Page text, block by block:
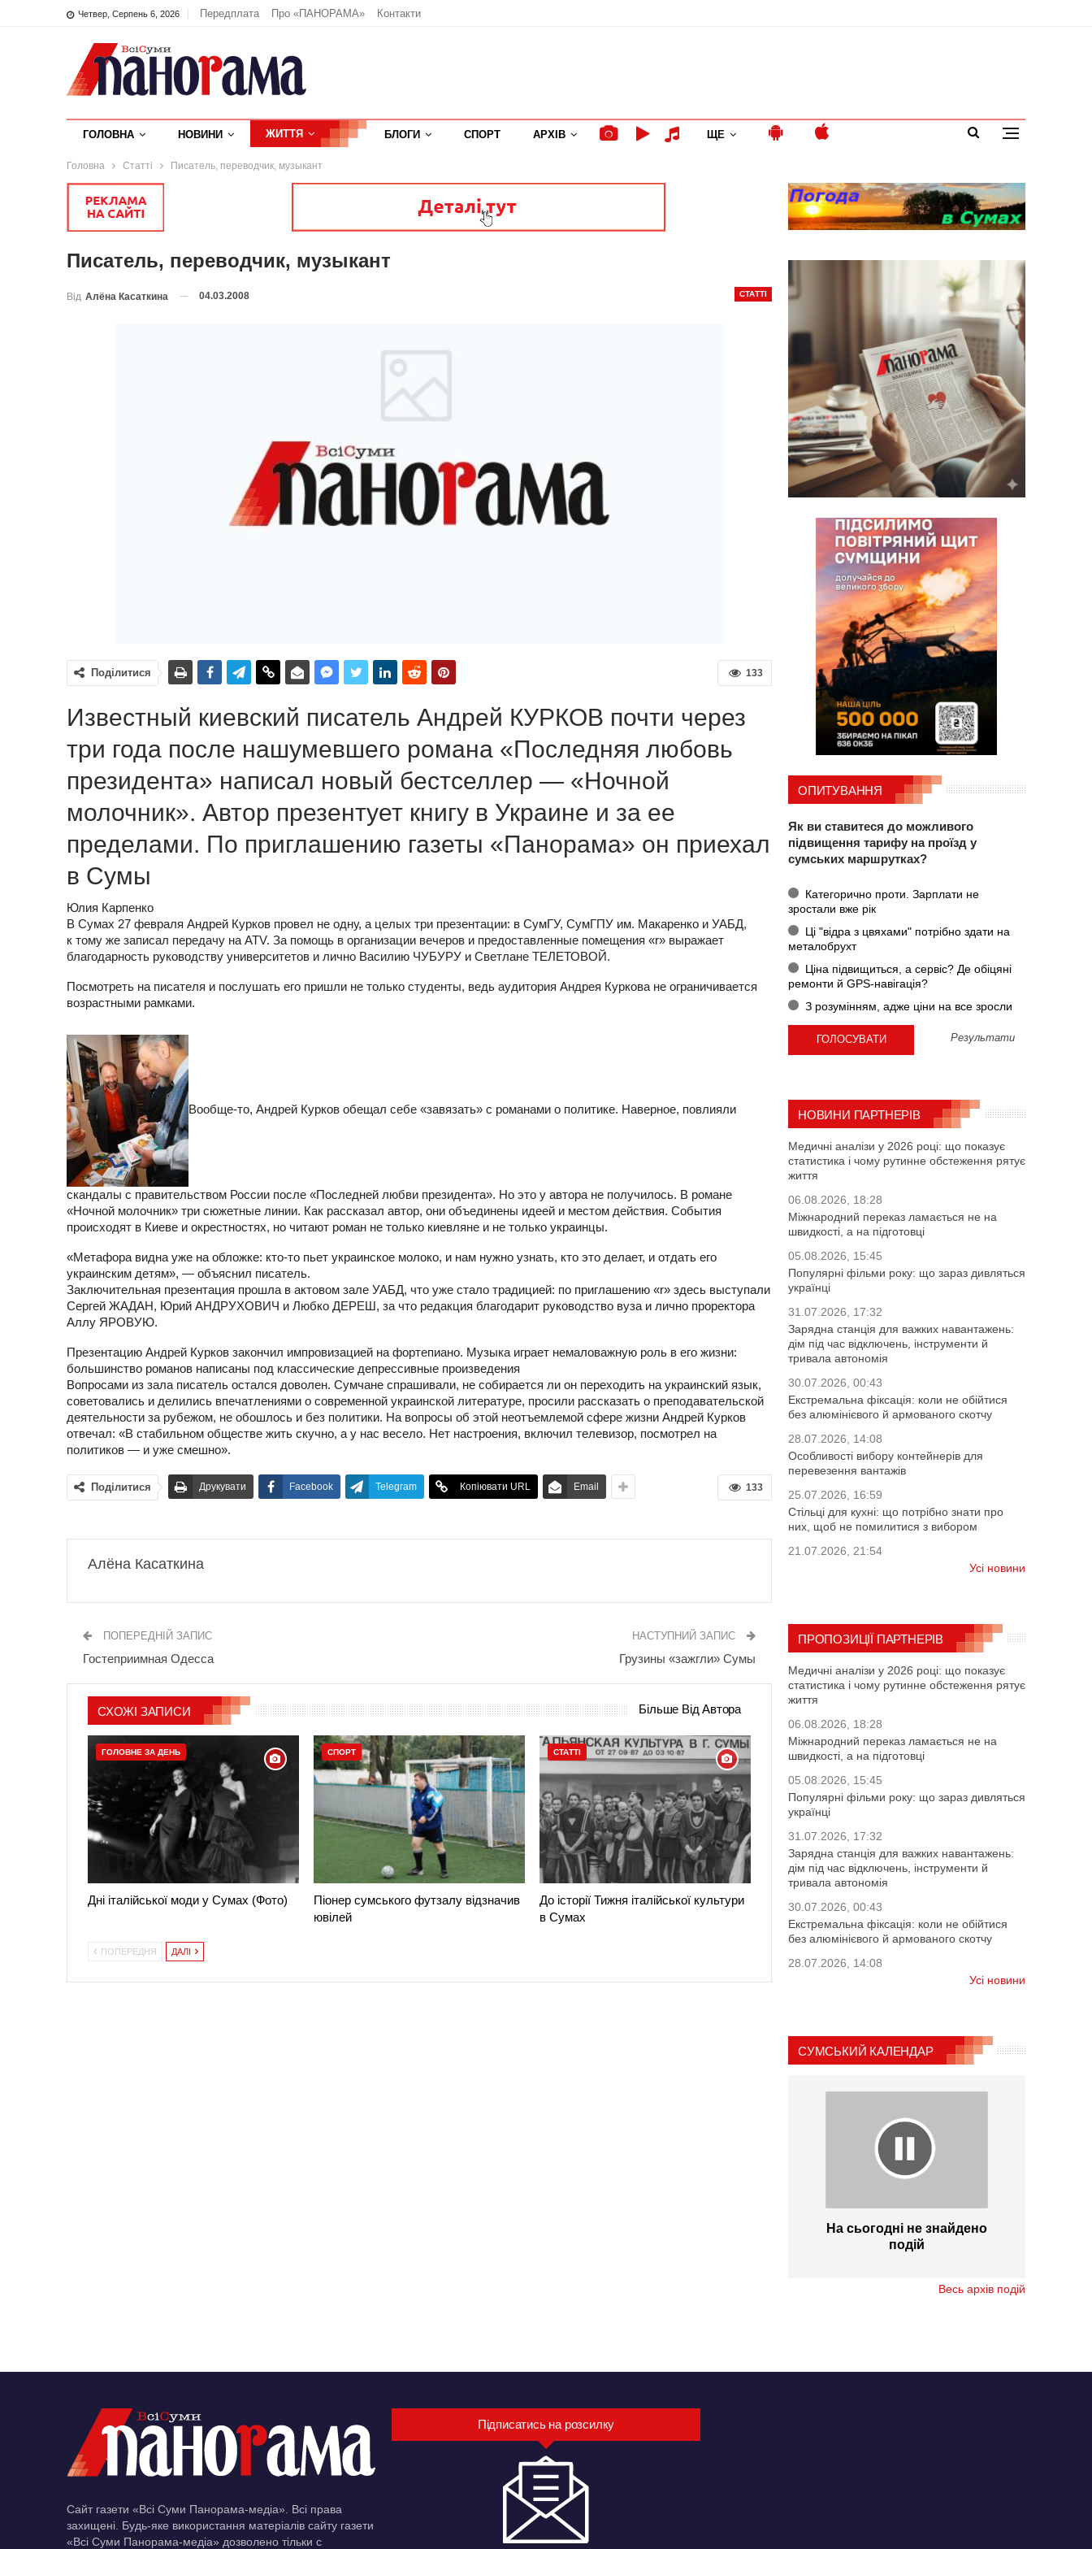
Четвер, Серпень 6, 2026 Передплата Про «ПАНОРАМА» Контакти
ГОЛОВНА НОВИНИ ЖИТТЯ БЛОГИ СПОРТ АРХІВ ЩЕ
Головна Статті Писатель, переводчик, музыкант
Писатель, переводчик, музыкант
СТАТТІ
Від Алёна Касаткина 04.03.2008
133
Поділитися
Известный киевский писатель Андрей КУРКОВ почти через
три года после нашумевшего романа «Последняя любовь
президента» написал новый бестселлер — «Ночной
молочник». Автор презентует книгу в Украине и за ее
пределами. По приглашению газеты «Панорама» он приехал
в Сумы
Юлия Карпенко
В Сумах 27 февраля Андрей Курков провел не одну, а целых три презентации: в СумГУ, СумГПУ им. Макаренко и УАБД,
к тому же записал передачу на ATV. За помощь в организации вечеров и предоставленные помещения «r» выражает
благодарность руководству университетов и лично Василию ЧУБУРУ и Светлане ТЕЛЕТОВОЙ.
Посмотреть на писателя и послушать его пришли не только студенты, ведь аудитория Андрея Куркова не ограничивается
возрастными рамками.
Вообще-то, Андрей Курков обещал себе «завязать» с романами о политике. Наверное, повлияли
скандалы с правительством России после «Последней любви президента». Но это у автора не получилось. В романе
«Ночной молочник» три сюжетные линии. Как рассказал автор, они объединены идеей и местом действия. События
происходят в Киеве и окрестностях, но читают роман не только киевляне и не только украинцы.
«Метафора видна уже на обложке: кто-то пьет украинское молоко, и нам нужно узнать, кто это делает, и отдать его
украинским детям», — объяснил писатель.
Заключительная презентация прошла в актовом зале УАБД, что уже стало традицией: по приглашению «r» здесь выступали
Сергей ЖАДАН, Юрий АНДРУХОВИЧ и Любко ДЕРЕШ, за что редакция благодарит руководство вуза и лично проректора
Аллу ЯРОВУЮ.
Презентацию Андрей Курков закончил импровизацией на фортепиано. Музыка играет немаловажную роль в его жизни:
большинство романов написаны под классические депрессивные произведения
Вопросами из зала писатель остался доволен. Сумчане спрашивали, не собирается ли он переходить на украинский язык,
советовались и делились впечатлениями о современной украинской литературе, просили рассказать о преподавательской
деятельности за рубежом, не обошлось и без политики. На вопросы об этой неотъемлемой сфере жизни Андрей Курков
отвечал: «В стабильном обществе жить скучно, а у нас весело. Нет настроения, включил телевизор, посмотрел на
политиков — и уже смешно».
133
Поділитися Друкувати Facebook Telegram Копіювати URL Email
Алёна Касаткина
ПОПЕРЕДНІЙ ЗАПИС
Гостеприимная Одесса
НАСТУПНИЙ ЗАПИС
Грузины «зажгли» Сумы
СХОЖІ ЗАПИСИ Більше Від Автора
ГОЛОВНЕ ЗА ДЕНЬ
Дні італійської моди у Сумах (Фото)
СПОРТ
Піонер сумського футзалу відзначив
ювілей
СТАТТІ
До історії Тижня італійської культури
в Сумах
ПОПЕРЕДНЯ ДАЛІ
ОПИТУВАННЯ
Як ви ставитеся до можливого
підвищення тарифу на проїзд у
сумських маршрутках?
Категорично проти. Зарплати не
зростали вже рік
Ці "відра з цвяхами" потрібно здати на
металобрухт
Ціна підвищиться, а сервіс? Де обіцяні
ремонти й GPS-навігація?
З розумінням, адже ціни на все зросли
Результати
НОВИНИ ПАРТНЕРІВ
Медичні аналізи у 2026 році: що показує
статистика і чому рутинне обстеження рятує
життя
06.08.2026, 18:28
Міжнародний переказ ламається не на
швидкості, а на підготовці
05.08.2026, 15:45
Популярні фільми року: що зараз дивляться
українці
31.07.2026, 17:32
Зарядна станція для важких навантажень:
дім під час відключень, інструменти й
тривала автономія
30.07.2026, 00:43
Екстремальна фіксація: коли не обійтися
без алюмінієвого й армованого скотчу
28.07.2026, 14:08
Особливості вибору контейнерів для
перевезення вантажів
25.07.2026, 16:59
Стільці для кухні: що потрібно знати про
них, щоб не помилитися з вибором
21.07.2026, 21:54
Усі новини
ПРОПОЗИЦІЇ ПАРТНЕРІВ
Медичні аналізи у 2026 році: що показує
статистика і чому рутинне обстеження рятує
життя
06.08.2026, 18:28
Міжнародний переказ ламається не на
швидкості, а на підготовці
05.08.2026, 15:45
Популярні фільми року: що зараз дивляться
українці
31.07.2026, 17:32
Зарядна станція для важких навантажень:
дім під час відключень, інструменти й
тривала автономія
30.07.2026, 00:43
Екстремальна фіксація: коли не обійтися
без алюмінієвого й армованого скотчу
28.07.2026, 14:08
Усі новини
СУМСЬКИЙ КАЛЕНДАР
На сьогодні не знайдено
подій
Весь архів подій
Сайт газети «Всі Суми Панорама-медіа». Всі права
захищені. Будь-яке використання матеріалів сайту газети
«Всі Суми Панорама-медіа» дозволено тільки c
Підписатись на розсилку